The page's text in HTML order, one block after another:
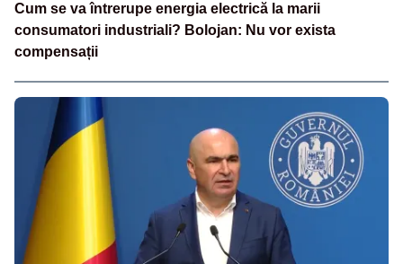
Cum se va întrerupe energia electrică la marii
consumatori industriali? Bolojan: Nu vor exista
compensații